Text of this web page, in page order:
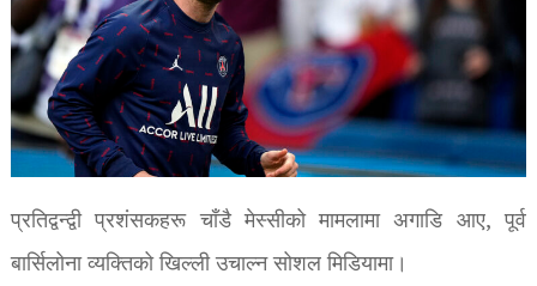
प्रतिद्वन्द्वी प्रशंसकहरू चाँडै मेस्सीको मामलामा अगाडि आए, पूर्व
बार्सिलोना व्यक्तिको खिल्ली उचाल्न सोशल मिडियामा।